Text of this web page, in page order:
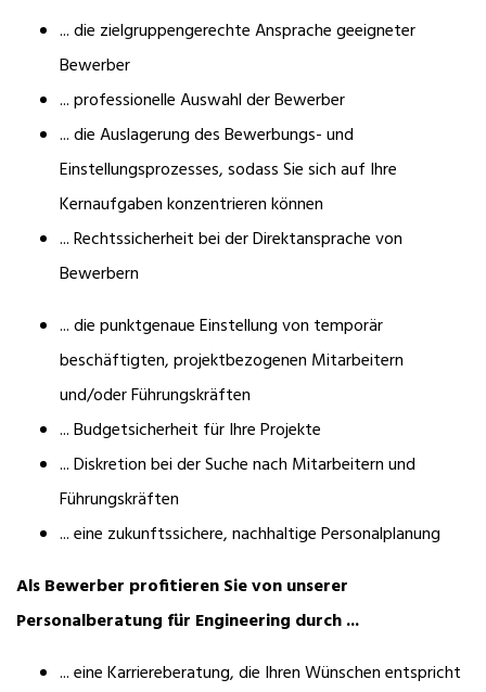
... die zielgruppengerechte Ansprache geeigneter
Bewerber
... professionelle Auswahl der Bewerber
... die Auslagerung des Bewerbungs- und
Einstellungsprozesses, sodass Sie sich auf Ihre
Kernaufgaben konzentrieren können
... Rechtssicherheit bei der Direktansprache von
Bewerbern
... die punktgenaue Einstellung von temporär
beschäftigten, projektbezogenen Mitarbeitern
und/oder Führungskräften
... Budgetsicherheit für Ihre Projekte
... Diskretion bei der Suche nach Mitarbeitern und
Führungskräften
... eine zukunftssichere, nachhaltige Personalplanung
Als Bewerber profitieren Sie von unserer
Personalberatung für Engineering durch ...
... eine Karriereberatung, die Ihren Wünschen entspricht